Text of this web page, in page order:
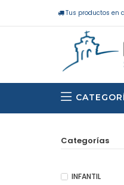
Tus productos en
Categorías
INFANTIL